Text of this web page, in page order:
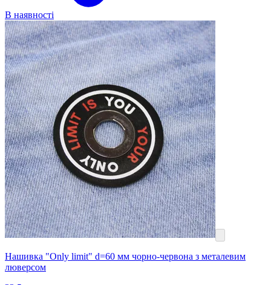
В наявності
Нашивка "Only limit" d=60 мм чорно-червона з металевим
люверсом